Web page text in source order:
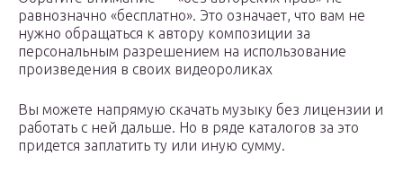
равнозначно «бесплатно». Это означает, что вам не
нужно обращаться к автору композиции за
персональным разрешением на использование
произведения в своих видеороликах
Вы можете напрямую скачать музыку без лицензии и
работать с ней дальше. Но в ряде каталогов за это
придется заплатить ту или иную сумму.